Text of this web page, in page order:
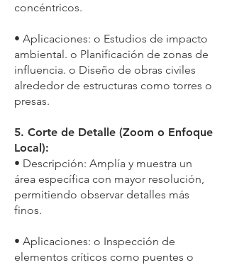
concéntricos.
• Aplicaciones: o Estudios de impacto
ambiental. o Planificación de zonas de
influencia. o Diseño de obras civiles
alrededor de estructuras como torres o
presas.
5. Corte de Detalle (Zoom o Enfoque
Local):
• Descripción: Amplía y muestra un
área específica con mayor resolución,
permitiendo observar detalles más
finos.
• Aplicaciones: o Inspección de
elementos críticos como puentes o